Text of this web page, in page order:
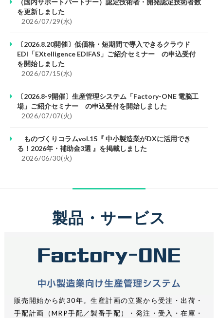
（国内サポートパートナー）認定技術者・開発認定技術者数
を更新しました
〔2026.8.20開催〕低価格・短期間で導入できるクラウド
EDI「EXtelligence EDIFAS」ご紹介セミナー の申込受付
を開始しました
〔2026.8-9開催〕生産管理システム「Factory-ONE 電脳工
場」ご紹介セミナー の申込受付を開始しました
ものづくりコラムvol.15『 中小製造業がDXに活用でき
る！2026年・補助金3選 』を掲載しました
製品・サービス
販売開始から約30年。生産計画の立案から受注・出荷・
手配計画（MRP手配／製番手配）・発注・受入・在庫・